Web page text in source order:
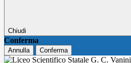
Chiudi
Conferma
Annulla Conferma